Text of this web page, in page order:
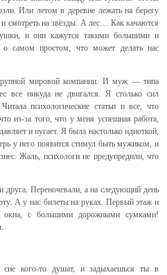
Или летом в деревне лежать на берегу
смотреть на звёзды. А лес… Как качаются
и они кажутся такими большими и
самом простом, что может делать нас
мировой компании. И муж — типа
все никуда не двигался. Я столько сил
психологические статьи и все, что
из-за того, что у меня успешная работа,
и пугает. Я была настолько идиоткой,
у него появится стимул быть мужиком, и
Жаль, психологи не предупредили, что
друга. Переночевали, а на следующий день
А у нас билеты на руках. Первый этаж и
окна, с большими дорожными сумками!
кого-то душат, и задыхаешься ты в